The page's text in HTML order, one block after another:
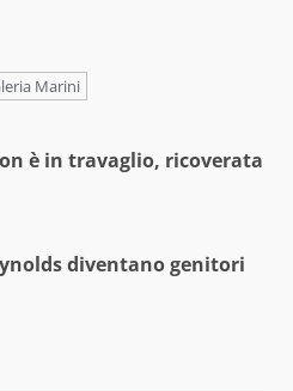
Marini
è in travaglio, ricoverata
diventano genitori